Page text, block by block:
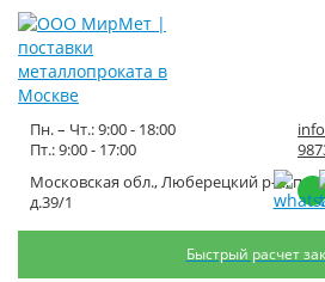
Московская обл., Люберецкий р-н,
д.39/1
Пн. – Чт.: 9:00 - 18:00
Пт.: 9:00 - 17:00
Быстрый расчет
Лист
1250х2500мм